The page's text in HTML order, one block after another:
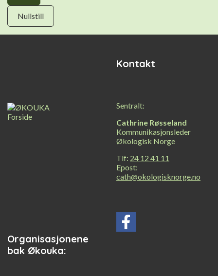
Nullstill
Kontakt
Sentralt:
Cathrine Røsseland
Kommunikasjonsleder
Økologisk Norge
Tlf: 24 12 41 11
Epost:
cath@okologisknorge.no
Organisasjonene
bak Økouka: